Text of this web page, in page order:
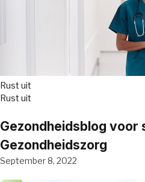
Rust uit
Rust uit
Gezondheidsblog voor
Gezondheidszorg
September 8, 2022